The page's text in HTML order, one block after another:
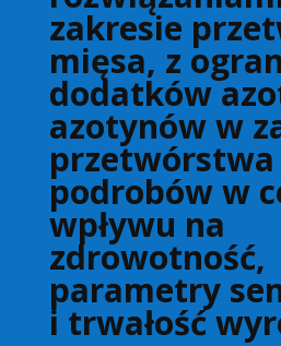
zakresie
mięsa, z
dodatków
azotynów w
przetwórstwa
podrobów w
wpływu na
zdrowotność,
parametry
i trwałość